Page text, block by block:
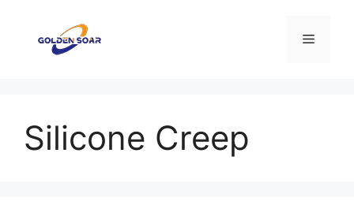
содержимому
Меню
Silicone Creep